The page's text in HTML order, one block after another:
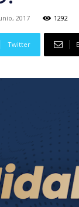
2017 1292
Twitter